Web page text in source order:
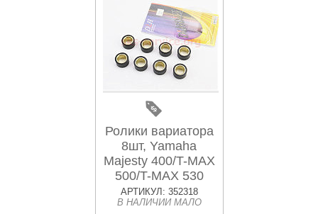
Ролики вариатора
8шт, Yamaha
Majesty 400/T-MAX
500/T-MAX 530
25*15 - 20г,
TUNING
АРТИКУЛ: 352318
В НАЛИЧИИ МАЛО